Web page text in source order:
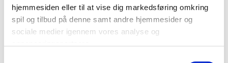
hjemmesiden eller til at vise dig markedsføring omkring
spil og tilbud på denne samt andre hjemmesider og
sociale medier igennem vores analyse og